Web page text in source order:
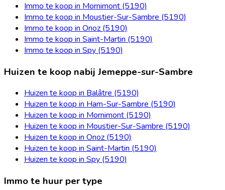
Immo te koop in Mornimont (5190)
Immo te koop in Moustier-Sur-Sambre (5190)
Immo te koop in Onoz (5190)
Immo te koop in Saint-Martin (5190)
Immo te koop in Spy (5190)
Huizen te koop nabij Jemeppe-sur-Sambre
Huizen te koop in Balâtre (5190)
Huizen te koop in Ham-Sur-Sambre (5190)
Huizen te koop in Mornimont (5190)
Huizen te koop in Moustier-Sur-Sambre (5190)
Huizen te koop in Onoz (5190)
Huizen te koop in Saint-Martin (5190)
Huizen te koop in Spy (5190)
Immo te huur per type